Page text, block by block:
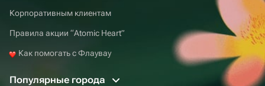
Корпоративным клиентам
Правила акции “Atomic Heart”
Как помогать с Флаувау
Популярные города